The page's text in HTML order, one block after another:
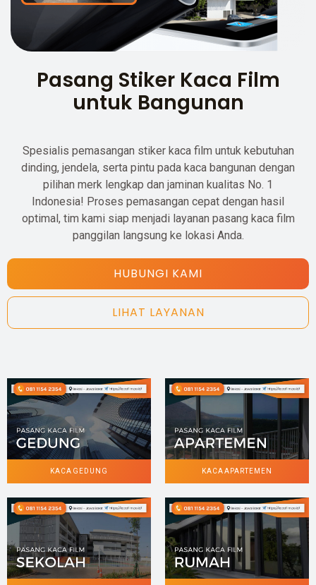
Pasang Stiker Kaca Film
untuk Bangunan
Spesialis pemasangan stiker kaca film untuk kebutuhan
dinding, jendela, serta pintu pada kaca bangunan dengan
pilihan merk lengkap dan jaminan kualitas No. 1
Indonesia! Proses pemasangan cepat dengan hasil
optimal, tim kami siap menjadi layanan pasang kaca film
panggilan langsung ke lokasi Anda.
HUBUNGI KAMI
LIHAT LAYANAN
KACA GEDUNG KACA APARTEMEN